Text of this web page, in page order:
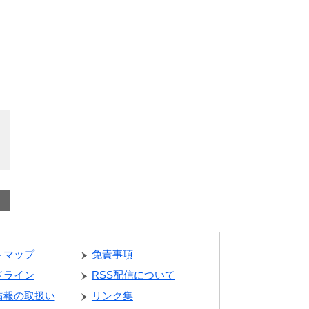
マップ
免責事項
ライン
RSS配信について
報の取扱い
リンク集